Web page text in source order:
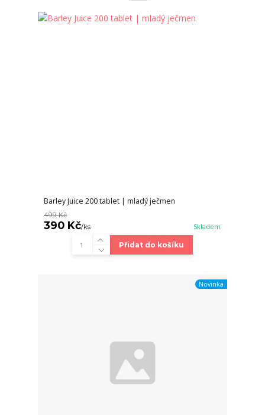
Barley Juice 200 tablet | mladý ječmen
499 Kč
390 Kč/ks Skladem
Přidat do košíku
Novinka